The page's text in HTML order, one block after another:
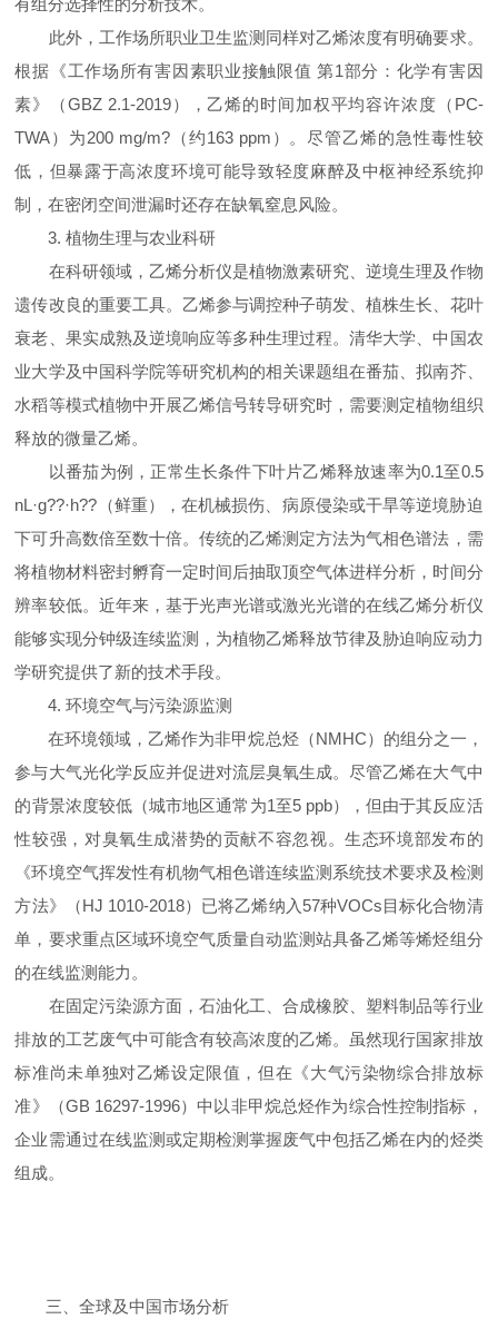
有组分选择性的分析技术。
此外，工作场所职业卫生监测同样对乙烯浓度有明确要求。
根据《工作场所有害因素职业接触限值 第1部分：化学有害因
素》（GBZ 2.1-2019），乙烯的时间加权平均容许浓度（PC-
TWA）为200 mg/m?（约163 ppm）。尽管乙烯的急性毒性较
低，但暴露于高浓度环境可能导致轻度麻醉及中枢神经系统抑
制，在密闭空间泄漏时还存在缺氧窒息风险。
3. 植物生理与农业科研
在科研领域，乙烯分析仪是植物激素研究、逆境生理及作物
遗传改良的重要工具。乙烯参与调控种子萌发、植株生长、花叶
衰老、果实成熟及逆境响应等多种生理过程。清华大学、中国农
业大学及中国科学院等研究机构的相关课题组在番茄、拟南芥、
水稻等模式植物中开展乙烯信号转导研究时，需要测定植物组织
释放的微量乙烯。
以番茄为例，正常生长条件下叶片乙烯释放速率为0.1至0.5
nL·g??·h??（鲜重），在机械损伤、病原侵染或干旱等逆境胁迫
下可升高数倍至数十倍。传统的乙烯测定方法为气相色谱法，需
将植物材料密封孵育一定时间后抽取顶空气体进样分析，时间分
辨率较低。近年来，基于光声光谱或激光光谱的在线乙烯分析仪
能够实现分钟级连续监测，为植物乙烯释放节律及胁迫响应动力
学研究提供了新的技术手段。
4. 环境空气与污染源监测
在环境领域，乙烯作为非甲烷总烃（NMHC）的组分之一，
参与大气光化学反应并促进对流层臭氧生成。尽管乙烯在大气中
的背景浓度较低（城市地区通常为1至5 ppb），但由于其反应活
性较强，对臭氧生成潜势的贡献不容忽视。生态环境部发布的
《环境空气挥发性有机物气相色谱连续监测系统技术要求及检测
方法》（HJ 1010-2018）已将乙烯纳入57种VOCs目标化合物清
单，要求重点区域环境空气质量自动监测站具备乙烯等烯烃组分
的在线监测能力。
在固定污染源方面，石油化工、合成橡胶、塑料制品等行业
排放的工艺废气中可能含有较高浓度的乙烯。虽然现行国家排放
标准尚未单独对乙烯设定限值，但在《大气污染物综合排放标
准》（GB 16297-1996）中以非甲烷总烃作为综合性控制指标，
企业需通过在线监测或定期检测掌握废气中包括乙烯在内的烃类
组成。
三、全球及中国市场分析